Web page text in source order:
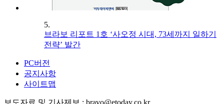
5.
브라보 리포트 1호 ‘사오정 시대, 73세까지 일하기
전략’ 발간
PC버전
공지사항
사이트맵